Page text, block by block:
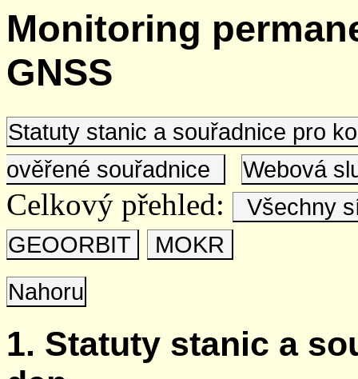
Monitoring
GNSS
Statuty stanic a souřadnice pro
ověřené souřadnice
Webová
Celkový přehled:
Všechny
GEOORBIT
MOKR
Nahoru
1. Statuty stanic a